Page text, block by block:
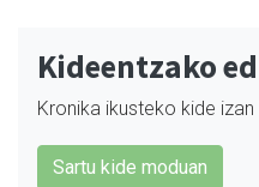
Kideentzako
Kronika ikusteko kide
Sartu kide moduan